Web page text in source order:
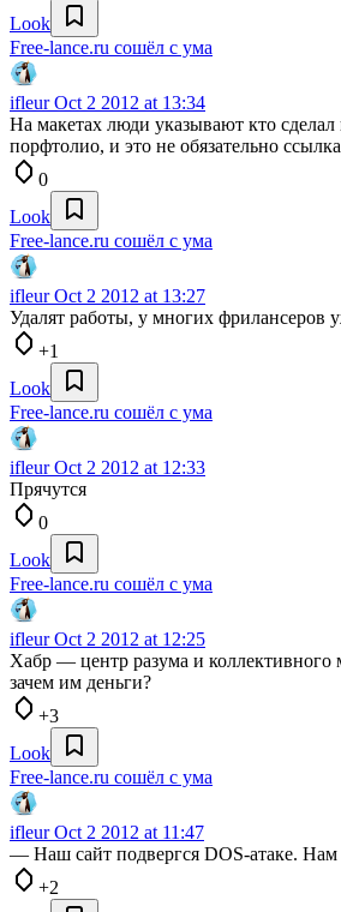
Look
Free-lance.ru сошёл с ума
ifleurOct 2 2012 at 13:34
На макетах люди указывают кто сделал
порфтолио, и это не обязательно
0
Look
Free-lance.ru сошёл с ума
ifleurOct 2 2012 at 13:27
Удалят работы, у многих фрилансеров
+1
Look
Free-lance.ru сошёл с ума
ifleurOct 2 2012 at 12:33
Прячутся
0
Look
Free-lance.ru сошёл с ума
ifleurOct 2 2012 at 12:25
Хабр — центр разума и коллективного
зачем им деньги?
+3
Look
Free-lance.ru сошёл с ума
ifleurOct 2 2012 at 11:47
— Наш сайт подвергся DOS-атаке. Нам
+2